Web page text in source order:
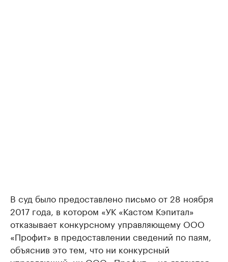
В суд было предоставлено письмо от 28 ноября
2017 года, в котором «УК «Кастом Кэпитал»
отказывает конкурсному управляющему ООО
«Профит» в предоставлении сведений по паям,
объяснив это тем, что ни конкурсный